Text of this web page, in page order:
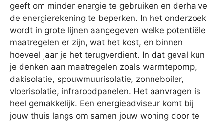
geeft om minder energie te gebruiken en derhalve
de energierekening te beperken. In het onderzoek
wordt in grote lijnen aangegeven welke potentiële
maatregelen er zijn, wat het kost, en binnen
hoeveel jaar je het terugverdient. In dat geval kun
je denken aan maatregelen zoals warmtepomp,
dakisolatie, spouwmuurisolatie, zonneboiler,
vloerisolatie, infraroodpanelen. Het aanvragen is
heel gemakkelijk. Een energieadviseur komt bij
jouw thuis langs om samen jouw woning door te